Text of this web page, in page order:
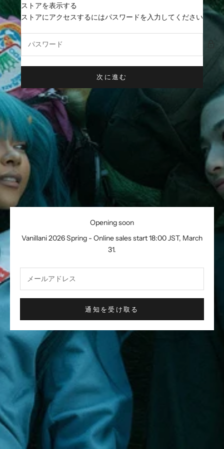
コンテンツへスキップ
ストアを表示する
ストアにアクセスするにはパスワードを入力してください
次に進む
Opening soon
Vanillani 2026 Spring - Online sales start 18:00 JST, March
31.
通知を受け取る